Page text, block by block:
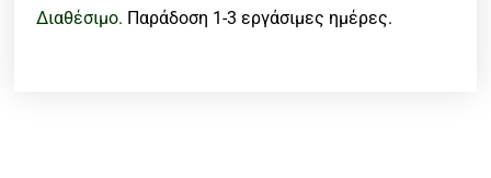
Διαθέσιμο. Παράδοση 1-3 εργάσιμες ημέρες.